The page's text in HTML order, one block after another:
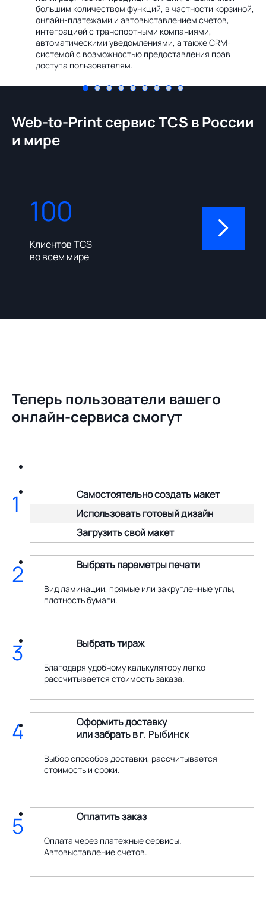
большим количеством функций, в частности корзиной,
онлайн-платежами и автовыставлением счетов,
интеграцией с транспортными компаниями,
автоматическими уведомлениями, а также CRM-
системой с возможностью предоставления прав
доступа пользователям.
Web-to-Print сервис TCS в России
и мире
100
Клиентов TCS
во всем мире
310
Теперь пользователи вашего
онлайн-сервиса смогут
Самостоятельно создать макет
Использовать готовый дизайн
Загрузить свой макет
1
Выбрать параметры печати
Вид ламинации, прямые или закругленные углы,
плотность бумаги.
2
Выбрать тираж
Благодаря удобному калькулятору легко
рассчитывается стоимость заказа.
3
Оформить доставку
или забрать вг. Рыбинск
Выбор способов доставки, рассчитывается
стоимость и сроки.
4
Оплатить заказ
Оплата через платежные сервисы.
Автовыставление счетов.
5